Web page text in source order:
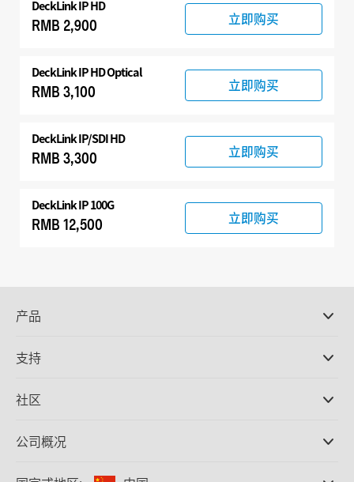
DeckLink IP HD
RMB 2,900 立即购买
DeckLink IP HD Optical
RMB 3,100 立即购买
DeckLink IP/SDI HD
RMB 3,300 立即购买
DeckLink IP 100G
RMB 12,500 立即购买
产品
DaVinci Resolve和Fusion软件
Ultimatte
采集和输出
格式转换
支持
支持中心
社区
公司概况